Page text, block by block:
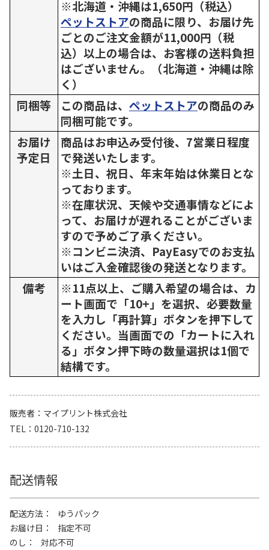
※北海道・沖縄は1,650円（税込）
ペットストアの商品に限り、お届け先
ごとのご注文金額が11,000円（税
込）以上の場合は、お客様の送料負担
はございません。（北海道・沖縄は除
く）
同梱等
この商品は、 ペットストアの商品のみ
同梱可能です。
お届け
予定日
商品はお申込み受付後、7営業日程度
で発送いたします。
※土日、祝日、年末年始は休業日とな
っております。
※在庫状況、天候や交通事情などによ
って、お届けが遅れることがございま
すので予めご了承ください。
※コンビニ決済、PayEasyでのお支払
いはご入金確認後の発送となります。
備考
※11点以上、ご購入希望の場合は、カ
ート画面で「10+」を選択、必要数量
を入力し「再計算」ボタンを押下して
ください。当画面での「カートに入れ
る」ボタン押下時の数量選択は1個で
結構です。
販売者
マイプリント株式会社
TEL
0120-710-132
配送情報
配送方法
ゆうパック
お届け日
指定不可
のし
対応不可